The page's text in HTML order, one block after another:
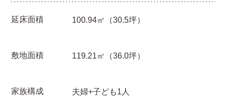
延床面積 100.94㎡（30.5坪）
敷地面積 119.21㎡（36.0坪）
家族構成 夫婦+子ども1人